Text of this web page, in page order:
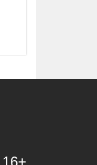
16+